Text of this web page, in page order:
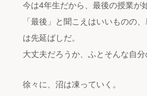
アパートメント
今は4年生だから、最後の授業が
「最後」と聞こえはいいものの
は先延ばしだ。
大丈夫だろうか、ふとそんな自分
徐々に、沼は凍っていく。